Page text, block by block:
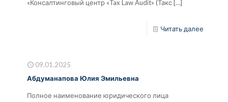
«Консалтинговый центр «Tax Law Audit» (Такс[…]
Читать далее
09.01.2025
Абдуманапова Юлия Эмильевна
Полное наименование юридического лица